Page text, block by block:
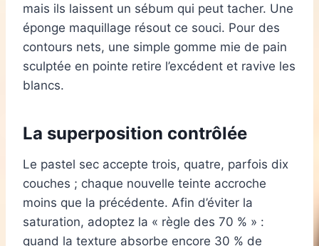
mais ils laissent un sébum qui peut tacher. Une
éponge maquillage résout ce souci. Pour des
contours nets, une simple gomme mie de pain
sculptée en pointe retire l’excédent et ravive les
blancs.
La superposition contrôlée
Le pastel sec accepte trois, quatre, parfois dix
couches ; chaque nouvelle teinte accroche
moins que la précédente. Afin d’éviter la
saturation, adoptez la « règle des 70 % » :
quand la texture absorbe encore 30 % de